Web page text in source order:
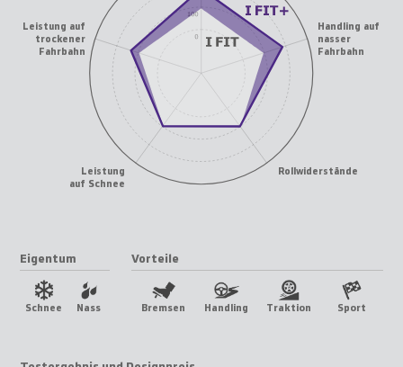
Handling auf
nasser
Leistung
Leistung auf
trockener
Eigentum
Schnee Nass
Vorteile
Bremsen Handling Traktion Sport